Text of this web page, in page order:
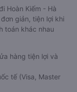
Hoàn Kiếm - Hà
giản, tiện lợi khi
toán khác nhau
hàng tiện lợi và
tế (Visa, Master